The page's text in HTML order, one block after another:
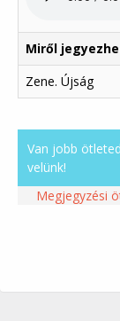
Miről
Zene. Újság
Van jobb
velünk!
Megjegyzési